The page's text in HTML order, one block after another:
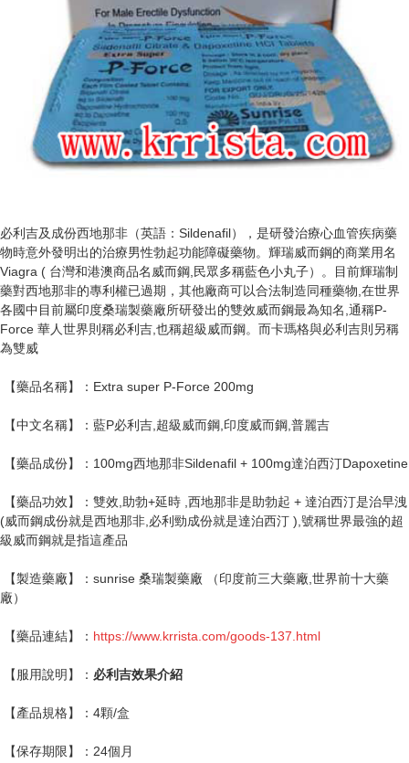
必利吉及成份西地那非（英語：Sildenafil），是研發治療心血管疾病藥
物時意外發明出的治療男性勃起功能障礙藥物。輝瑞威而鋼的商業用名
Viagra ( 台灣和港澳商品名威而鋼,民眾多稱藍色小丸子）。目前輝瑞制
藥對西地那非的專利權已過期，其他廠商可以合法制造同種藥物,在世界
各國中目前屬印度桑瑞製藥廠所研發出的雙效威而鋼最為知名,通稱P-
Force 華人世界則稱必利吉,也稱超級威而鋼。而卡瑪格與必利吉則另稱
為雙威
【藥品名稱】：Extra super P-Force 200mg
【中文名稱】：藍P必利吉,超級威而鋼,印度威而鋼,普麗吉
【藥品成份】：100mg西地那非Sildenafil + 100mg達泊西汀Dapoxetine
【藥品功效】：雙效,助勃+延時 ,西地那非是助勃起 + 達泊西汀是治早洩
(威而鋼成份就是西地那非,必利勁成份就是達泊西汀 ),號稱世界最強的超
級威而鋼就是指這產品
【製造藥廠】：sunrise 桑瑞製藥廠 （印度前三大藥廠,世界前十大藥
廠）
【藥品連結】： https://www.krrista.com/goods-137.html
【服用說明】： 必利吉效果介紹
【產品規格】：4顆/盒
【保存期限】：24個月